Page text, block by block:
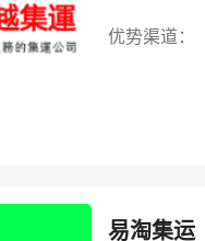
优势渠道：
易淘集运